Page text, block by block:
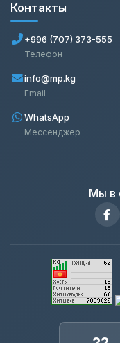
Контакты
+996 (707) 373-555
Телефон
info@mp.kg
Email
WhatsApp
Мессенджер
Мы в